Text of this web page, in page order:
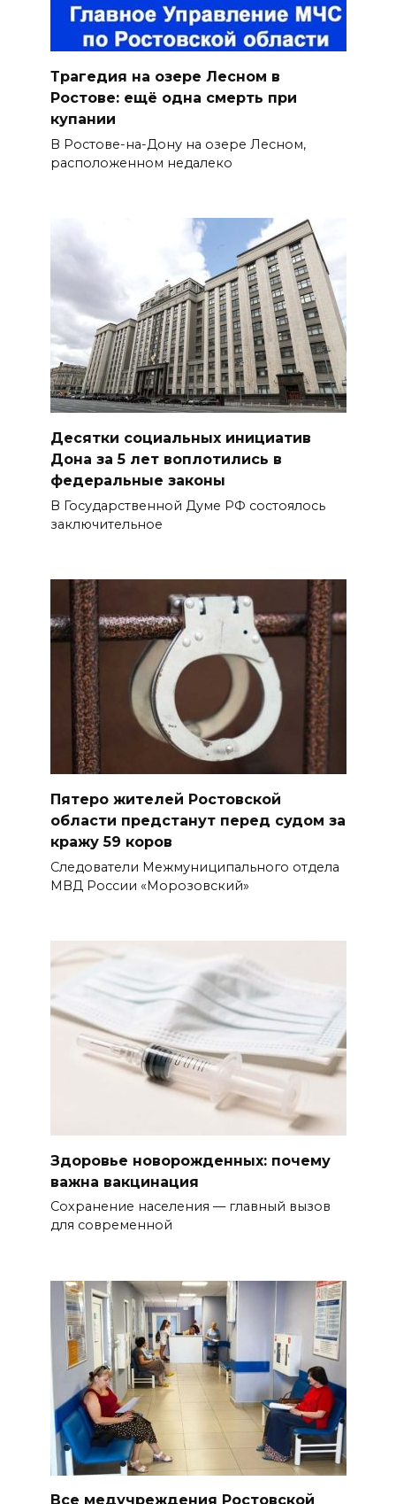
Трагедия на озере Лесном в
Ростове: ещё одна смерть при
купании
В Ростове-на-Дону на озере Лесном,
расположенном недалеко
Десятки социальных инициатив
Дона за 5 лет воплотились в
федеральные законы
В Государственной Думе РФ состоялось
заключительное
Пятеро жителей Ростовской
области предстанут перед судом за
кражу 59 коров
Следователи Межмуниципального отдела
МВД России «Морозовский»
Здоровье новорожденных: почему
важна вакцинация
Сохранение населения — главный вызов
для современной
Все медучреждения Ростовской